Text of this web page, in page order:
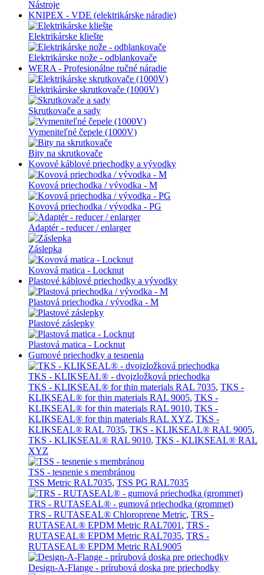
Nástroje
KNIPEX - VDE (elektrikárske náradie)
Elektrikárske kliešte
Elektrikárske nože - odblankovače
WERA - Profesionálne ručné náradie
Elektrikárske skrutkovače (1000V)
Skrutkovače a sady
Vymeniteľné čepele (1000V)
Bity na skrutkovače
Kovové káblové priechodky a vývodky
Kovová priechodka / vývodka - M
Kovová priechodka / vývodka - PG
Adaptér - reducer / enlarger
Záslepka
Kovová matica - Locknut
Plastové káblové priechodky a vývodky
Plastová priechodka / vývodka - M
Plastové záslepky
Plastová matica - Locknut
Gumové priechodky a tesnenia
TKS - KLIKSEAL® - dvojzložková priechodka
TKS - KLIKSEAL® for thin materials RAL 7035, TKS -
KLIKSEAL® for thin materials RAL 9005, TKS -
KLIKSEAL® for thin materials RAL 9010, TKS -
KLIKSEAL® for thin materials RAL XYZ, TKS -
KLIKSEAL® RAL 7035, TKS - KLIKSEAL® RAL 9005,
TKS - KLIKSEAL® RAL 9010, TKS - KLIKSEAL® RAL
XYZ
TSS - tesnenie s membránou
TSS Metric RAL7035, TSS PG RAL7035
TRS - RUTASEAL® - gumová priechodka (grommet)
TRS - RUTASEAL® Chloroprene Metric, TRS -
RUTASEAL® EPDM Metric RAL7001 , TRS -
RUTASEAL® EPDM Metric RAL7035, TRS -
RUTASEAL® EPDM Metric RAL9005
Design-A-Flange - prírubová doska pre priechodky